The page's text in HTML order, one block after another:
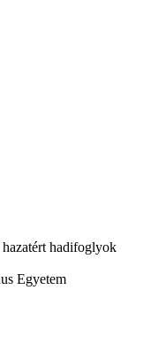
hadifoglyok
Egyetem